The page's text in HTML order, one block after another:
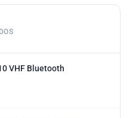
VHF Bluetooth